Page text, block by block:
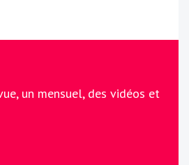
un mensuel, des vidéos et